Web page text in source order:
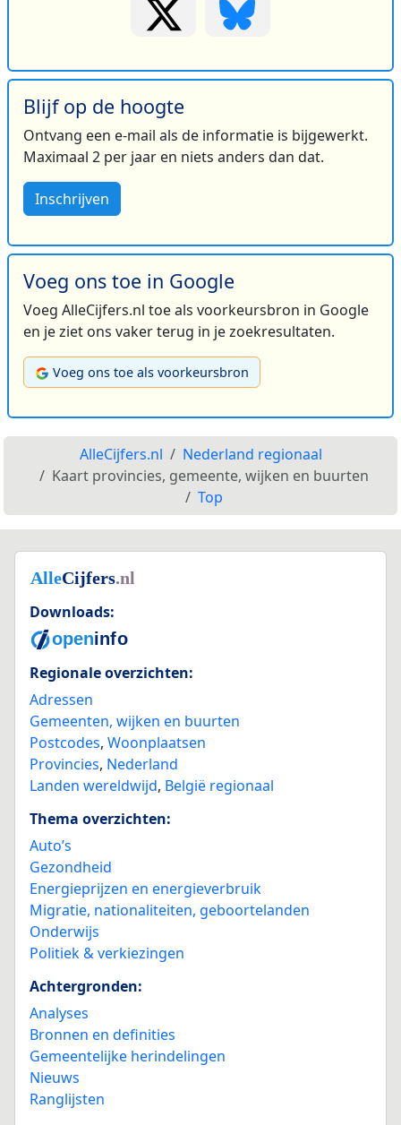
Blijf op de hoogte
Ontvang een e-mail als de informatie is bijgewerkt.
Maximaal 2 per jaar en niets anders dan dat.
Inschrijven
Voeg ons toe in Google
Voeg AlleCijfers.nl toe als voorkeursbron in Google
en je ziet ons vaker terug in je zoekresultaten.
Voeg ons toe als voorkeursbron
AlleCijfers.nl
Nederland regionaal
Kaart provincies, gemeente, wijken en buurten
Top
Downloads:
Regionale overzichten:
Adressen
Gemeenten, wijken en buurten
Postcodes, Woonplaatsen
Provincies, Nederland
Landen wereldwijd, België regionaal
Thema overzichten:
Auto’s
Gezondheid
Energieprijzen en energieverbruik
Migratie, nationaliteiten, geboortelanden
Onderwijs
Politiek & verkiezingen
Achtergronden:
Analyses
Bronnen en definities
Gemeentelijke herindelingen
Nieuws
Ranglijsten